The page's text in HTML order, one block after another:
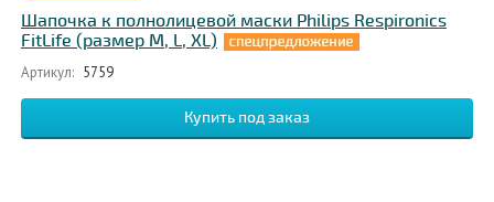
Шапочка к полнолицевой маски Philips Respironics
FitLife (размер M, L, XL)
Артикул: 5759